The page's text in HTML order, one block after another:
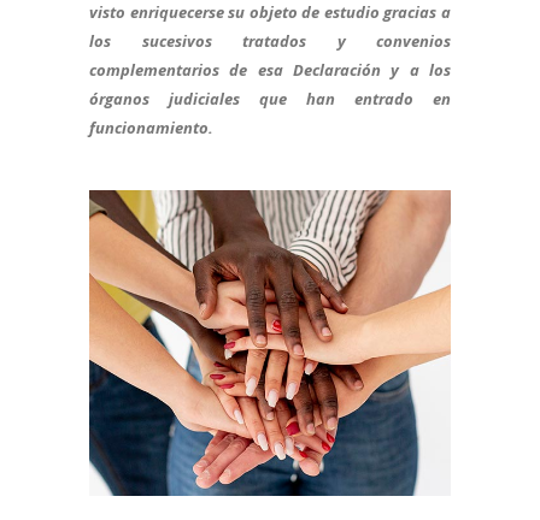
visto enriquecerse su objeto de estudio gracias a
los sucesivos tratados y convenios
complementarios de esa Declaración y a los
órganos judiciales que han entrado en
funcionamiento.